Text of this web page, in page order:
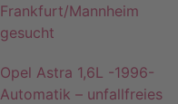
Frankfurt/Mannheim
gesucht
Opel Astra 1,6L -1996-
Automatik – unfallfreies